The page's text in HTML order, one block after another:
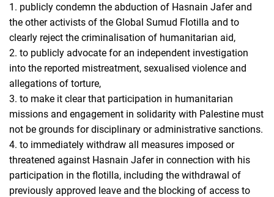
1. publicly condemn the abduction of Hasnain Jafer and
the other activists of the Global Sumud Flotilla and to
clearly reject the criminalisation of humanitarian aid,
2. to publicly advocate for an independent investigation
into the reported mistreatment, sexualised violence and
allegations of torture,
3. to make it clear that participation in humanitarian
missions and engagement in solidarity with Palestine must
not be grounds for disciplinary or administrative sanctions.
4. to immediately withdraw all measures imposed or
threatened against Hasnain Jafer in connection with his
participation in the flotilla, including the withdrawal of
previously approved leave and the blocking of access to